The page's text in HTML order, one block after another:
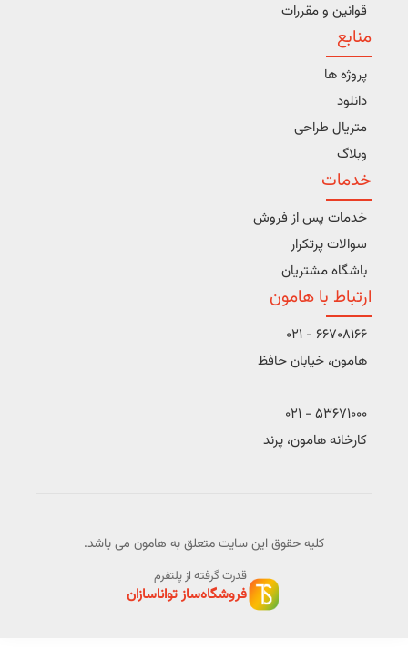
قوانین و مقررات
منابع
پروژه ها
دانلود
متریال طراحی
وبلاگ
خدمات
خدمات پس از فروش
سوالات پرتکرار
باشگاه مشتریان
ارتباط با هامون
66708166 - 021
هامون، خیابان حافظ
53671000 - 021
کارخانه هامون، پرند
کلیه حقوق این سایت متعلق به هامون می باشد.
قدرت گرفته از پلتفرم
فروشگاه‌ساز تواناسازان